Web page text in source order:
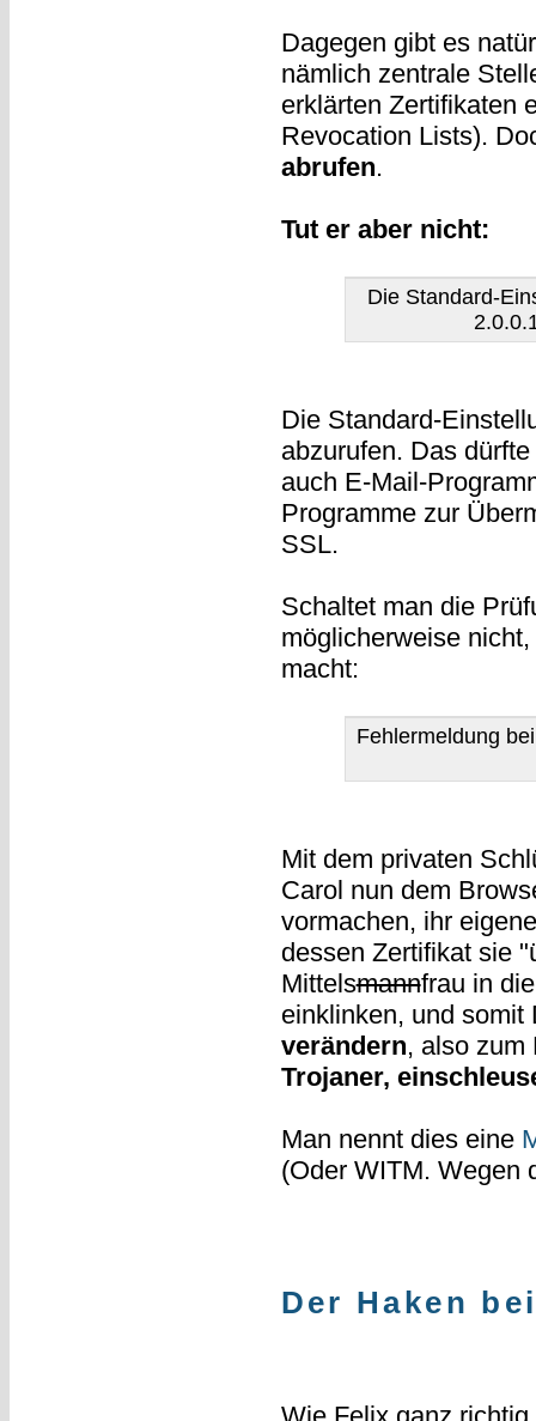
Dagegen gibt es
nämlich zentrale
erklärten Zertifikaten
Revocation Lists).
abrufen.
Tut er aber nicht:
Die Standard-
Die Standard-
abzurufen. Das
auch E-Mail-
Programme zur
SSL.
Schaltet man die
möglicherweise
macht:
Fehlermeldung
Mit dem privaten
Carol nun dem
vormachen, ihr
dessen Zertifikat sie
Mittelsmannfrau in
einklinken, und
verändern, also
Trojaner,
Man nennt dies eine
(Oder WITM. Wegen
Der Haken